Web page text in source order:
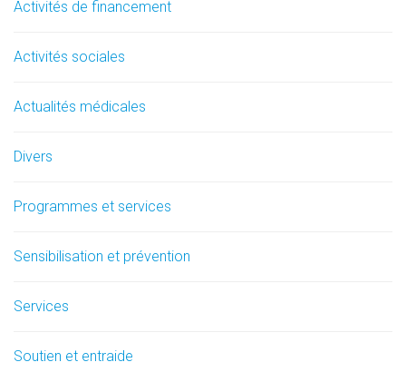
Activités de financement
Activités sociales
Actualités médicales
Divers
Programmes et services
Sensibilisation et prévention
Services
Soutien et entraide